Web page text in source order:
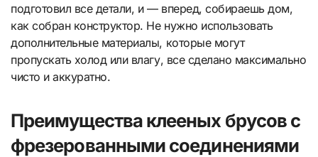
подготовил все детали, и — вперед, собираешь дом,
как собран конструктор. Не нужно использовать
дополнительные материалы, которые могут
пропускать холод или влагу, все сделано максимально
чисто и аккуратно.
Преимущества клееных брусов с
фрезерованными соединениями